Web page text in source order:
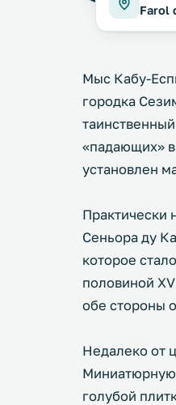
Farol
Мыс Кабу-
городка
«падающих» в
установлен
Практически
Сеньора ду
которое
половиной
обе стороны
Недалеко от
Миниатюрную
голубой